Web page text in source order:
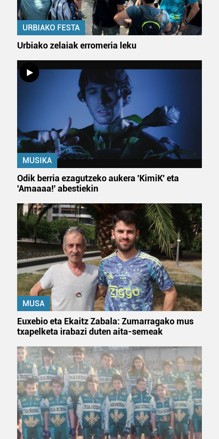
duten interes legitimoa eta horren aurka nola egin
dezakezun ikusteko.
Lortu zure datu pertsonalak prozesatzeko moduari
zure baimena Cookieen adierazpenean.
Webgune honek cookie propioak eta hirugarrenen cookie-
fitxategiak erabiltzen ditu. Zure esperientzia eta
zerbitzuak hobetzeko asmoz, cookie teknologiaz
baliatzen gara. Ohar hau onartuz gero, teknologia hori
erabiltzeko baimen esplizitua ematen diguzu.Gehiago
irakurri
URBIAKO FESTA
Urbiako zelaiak erromeria leku
MUSIKA
Odik berria ezagutzeko aukera 'KimiK' eta
'Amaaaa!' abestiekin
MUSA
Euxebio eta Ekaitz Zabala: Zumarragako mus
txapelketa irabazi duten aita-semeak